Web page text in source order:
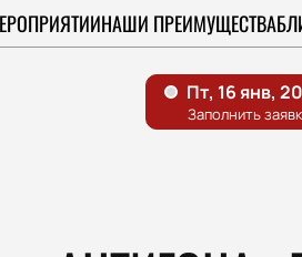
НАШИ ПРЕИМУЩЕСТВА